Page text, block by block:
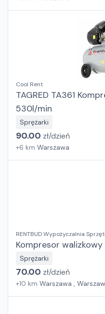
Cool Rent
TAGRED TA361
530l/min
Sprężarki
90.00 zł/dzień
+6 km Warszawa
RENTBUD Wypożyczalnia
Elektronarzędzi
Kompresor walizkowy
Sprężarki
70.00 zł/dzień
+10 km Warszawa ,